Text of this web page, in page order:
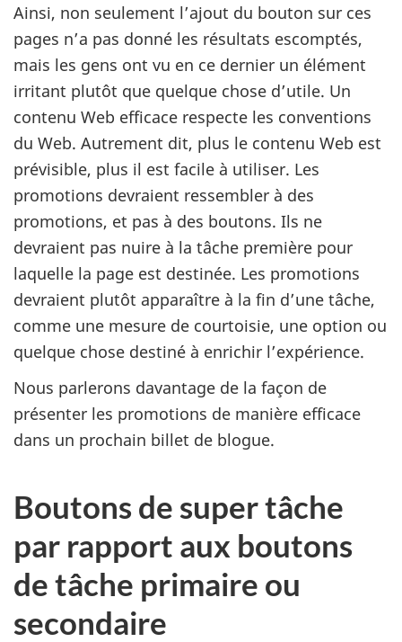
Ainsi, non seulement l’ajout du bouton sur ces
pages n’a pas donné les résultats escomptés,
mais les gens ont vu en ce dernier un élément
irritant plutôt que quelque chose d’utile. Un
contenu Web efficace respecte les conventions
du Web. Autrement dit, plus le contenu Web est
prévisible, plus il est facile à utiliser. Les
promotions devraient ressembler à des
promotions, et pas à des boutons. Ils ne
devraient pas nuire à la tâche première pour
laquelle la page est destinée. Les promotions
devraient plutôt apparaître à la fin d’une tâche,
comme une mesure de courtoisie, une option ou
quelque chose destiné à enrichir l’expérience.
Nous parlerons davantage de la façon de
présenter les promotions de manière efficace
dans un prochain billet de blogue.
Boutons de super tâche
par rapport aux boutons
de tâche primaire ou
secondaire